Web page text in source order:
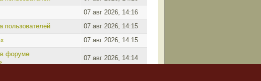
07 авг 2026, 14:16
пользователей
07 авг 2026, 14:15
07 авг 2026, 14:15
форуме
07 авг 2026, 14:14